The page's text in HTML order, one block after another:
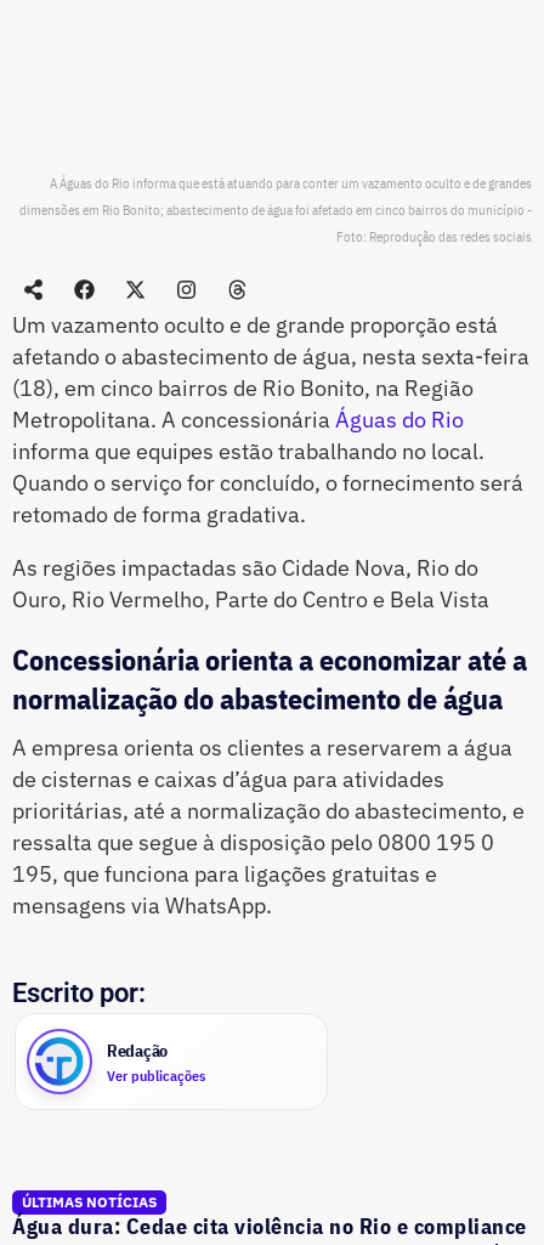
A Águas do Rio informa que está atuando para conter um vazamento oculto e de grandes
dimensões em Rio Bonito; abastecimento de água foi afetado em cinco bairros do município -
Foto: Reprodução das redes sociais
Um vazamento oculto e de grande proporção está
afetando o abastecimento de água, nesta sexta-feira
(18), em cinco bairros de Rio Bonito, na Região
Metropolitana. A concessionária Águas do Rio
informa que equipes estão trabalhando no local.
Quando o serviço for concluído, o fornecimento será
retomado de forma gradativa.
As regiões impactadas são Cidade Nova, Rio do
Ouro, Rio Vermelho, Parte do Centro e Bela Vista
Concessionária orienta a economizar até a
normalização do abastecimento de água
A empresa orienta os clientes a reservarem a água
de cisternas e caixas d’água para atividades
prioritárias, até a normalização do abastecimento, e
ressalta que segue à disposição pelo 0800 195 0
195, que funciona para ligações gratuitas e
mensagens via WhatsApp.
Escrito por:
Redação
Ver publicações
ÚLTIMAS NOTÍCIAS
Água dura: Cedae cita violência no Rio e compliance